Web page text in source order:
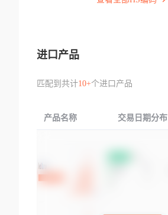
进口产品
匹配到共计10+个进口产品
产品名称 交易日期分布